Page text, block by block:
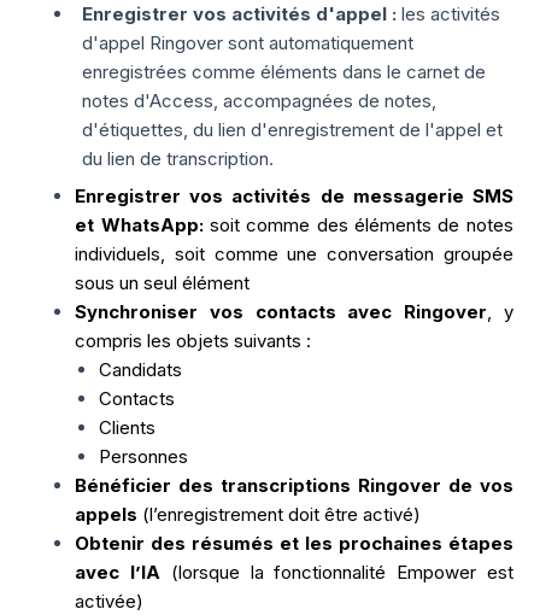
Enregistrer vos activités d'appel : les activités
d'appel Ringover sont automatiquement
enregistrées comme éléments dans le carnet de
notes d'Access, accompagnées de notes,
d'étiquettes, du lien d'enregistrement de l'appel et
du lien de transcription.
Enregistrer vos activités de messagerie SMS
et WhatsApp:soit comme des éléments de notes
individuels, soit comme une conversation groupée
sous un seul élément
Synchroniser vos contacts avec Ringover, y
compris les objets suivants :
Candidats
Contacts
Clients
Personnes
Bénéficier des transcriptions Ringover de vos
appels (l’enregistrement doit être activé)
Obtenir des résumés et les prochaines étapes
avec l’IA (lorsque la fonctionnalité Empower est
activée)